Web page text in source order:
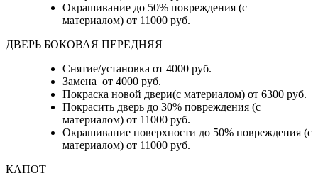
Окрашивание до 50% повреждения (с
материалом) от 11000 руб.
ДВЕРЬ БОКОВАЯ ПЕРЕДНЯЯ
Снятие/установка от 4000 руб.
Замена от 4000 руб.
Покраска новой двери(с материалом) от 6300 руб.
Покрасить дверь до 30% повреждения (с
материалом) от 11000 руб.
Окрашивание поверхности до 50% повреждения (с
материалом) от 11000 руб.
КАПОТ